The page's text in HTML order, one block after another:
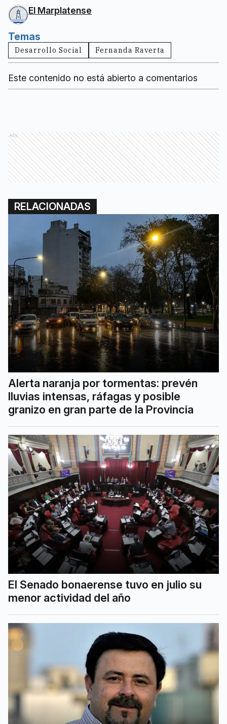
El Marplatense
Temas
Desarrollo Social Fernanda Raverta
Este contenido no está abierto a comentarios
Ads
RELACIONADAS
Alerta naranja por tormentas: prevén
lluvias intensas, ráfagas y posible
granizo en gran parte de la Provincia
El Senado bonaerense tuvo en julio su
menor actividad del año